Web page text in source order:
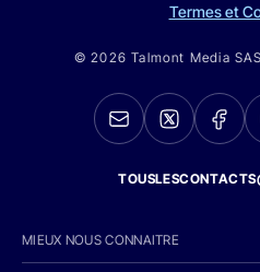
Termes et
© 2026 Talmont Media
MIEUX NOUS CONNAITRE